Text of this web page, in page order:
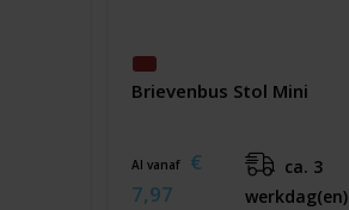
Brievenbus Stol Mini
Al vanaf
€
7,97
ca. 3
werkdag(en)